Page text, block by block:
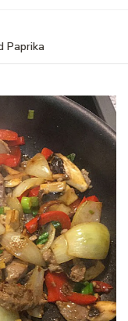
Paprika